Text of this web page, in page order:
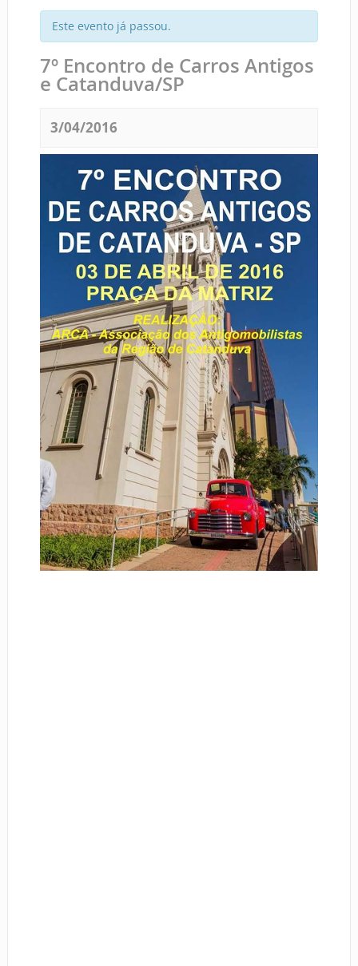
Este evento já passou.
7º Encontro de Carros Antigos
e Catanduva/SP
3/04/2016